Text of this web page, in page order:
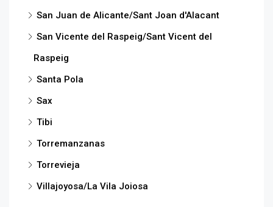
San Juan de Alicante/Sant Joan d'Alacant
San Vicente del Raspeig/Sant Vicent del
Raspeig
Santa Pola
Sax
Tibi
Torremanzanas
Torrevieja
Villajoyosa/La Vila Joiosa